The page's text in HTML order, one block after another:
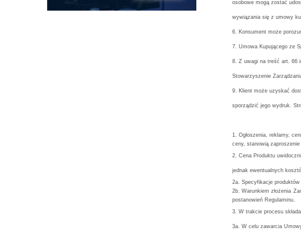
osobowe mogą zostać
wywiązania się z umowy
6. Konsument może
7. Umowa Kupującego ze
8. Z uwagi na treść art. 66
Stowarzyszenie
9. Klient może uzyskać
sporządzić jego wydruk.
1. Ogłoszenia, reklamy,
ceny, stanowią
2. Cena Produktu
jednak ewentualnych
2a. Specyfikacje
2b. Warunkiem złożenia
postanowień Regulaminu.
3. W trakcie procesu
3a. W celu zawarcia